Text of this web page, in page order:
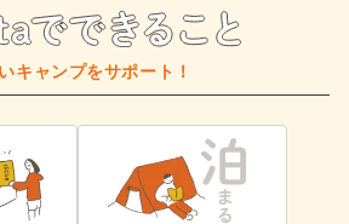
キャンプをサポート！